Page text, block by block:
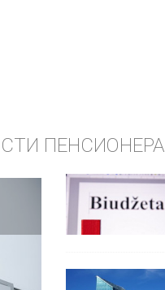
ПЕНСИОНЕРА